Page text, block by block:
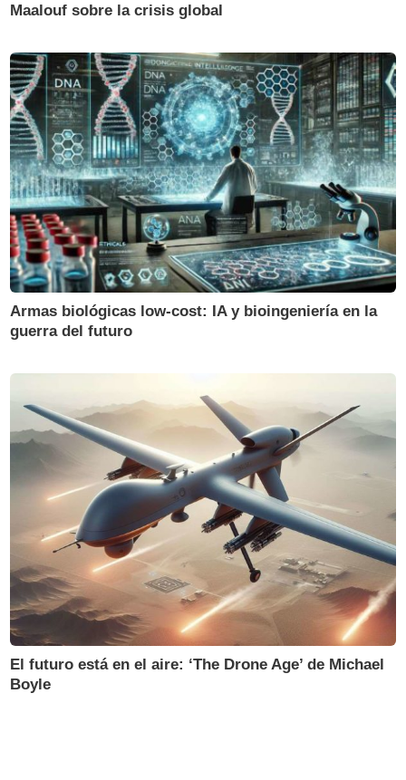
Maalouf sobre la crisis global
Armas biológicas low-cost: IA y bioingeniería en la
guerra del futuro
El futuro está en el aire: ‘The Drone Age’ de Michael
Boyle